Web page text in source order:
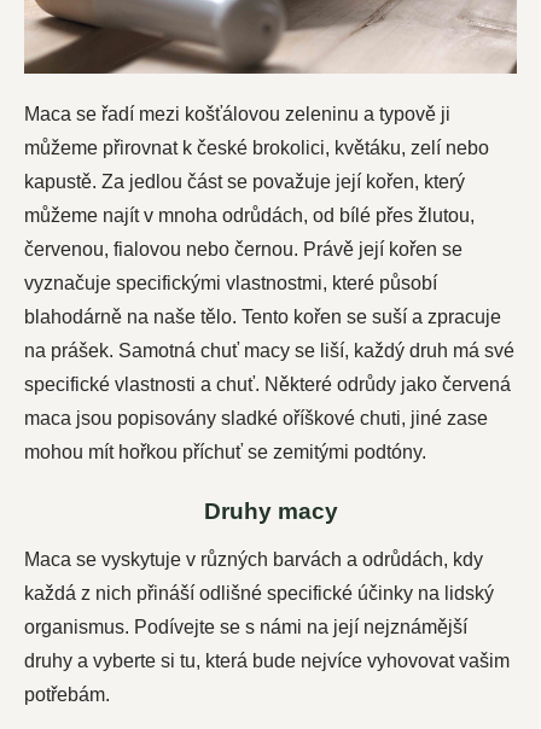
Maca se řadí mezi košťálovou zeleninu a typově ji
můžeme přirovnat k české brokolici, květáku, zelí nebo
kapustě. Za jedlou část se považuje její kořen, který
můžeme najít v mnoha odrůdách, od bílé přes žlutou,
červenou, fialovou nebo černou. Právě její kořen se
vyznačuje specifickými vlastnostmi, které působí
blahodárně na naše tělo. Tento kořen se suší a zpracuje
na prášek. Samotná chuť macy se liší, každý druh má své
specifické vlastnosti a chuť. Některé odrůdy jako červená
maca jsou popisovány sladké oříškové chuti, jiné zase
mohou mít hořkou příchuť se zemitými podtóny.
Druhy macy
Maca se vyskytuje v různých barvách a odrůdách, kdy
každá z nich přináší odlišné specifické účinky na lidský
organismus. Podívejte se s námi na její nejznámější
druhy a vyberte si tu, která bude nejvíce vyhovovat vašim
potřebám.